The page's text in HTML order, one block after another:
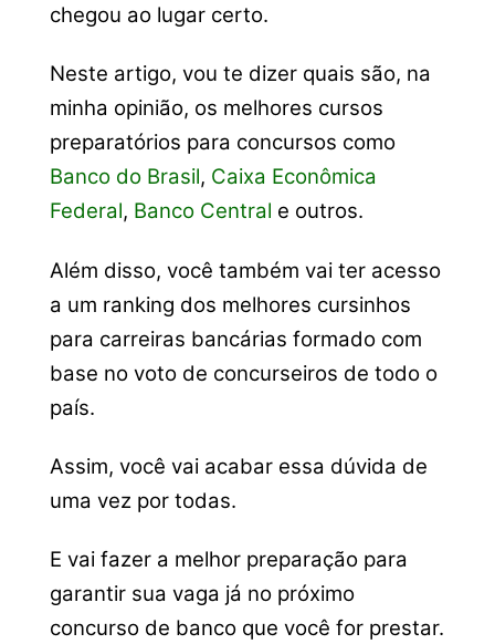
chegou ao lugar certo.
Neste artigo, vou te dizer quais são, na
minha opinião, os melhores cursos
preparatórios para concursos como
Banco do Brasil, Caixa Econômica
Federal, Banco Central e outros.
Além disso, você também vai ter acesso
a um ranking dos melhores cursinhos
para carreiras bancárias formado com
base no voto de concurseiros de todo o
país.
Assim, você vai acabar essa dúvida de
uma vez por todas.
E vai fazer a melhor preparação para
garantir sua vaga já no próximo
concurso de banco que você for prestar.